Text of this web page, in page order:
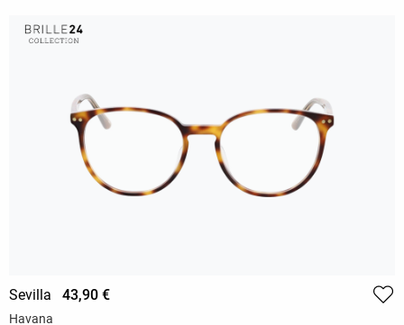
Sevilla 43,90 €
Havana